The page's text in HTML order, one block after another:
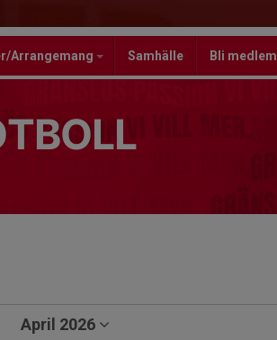
Arrangemang Samhälle Bli medlem
April 2026